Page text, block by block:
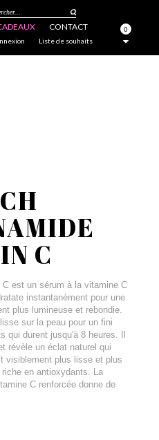
CONTACT 0
Liste de souhaits
C
est un sérum à la vitamine C
instantanément pour une
plus lumineuse et rebondie.
sur la peau pour un fini
qui durent jusqu'à 8 heures. Il
révèle un éclat naturel qui
visiblement plus lisse et plus
en antioxydants. La
C renforcée donne de